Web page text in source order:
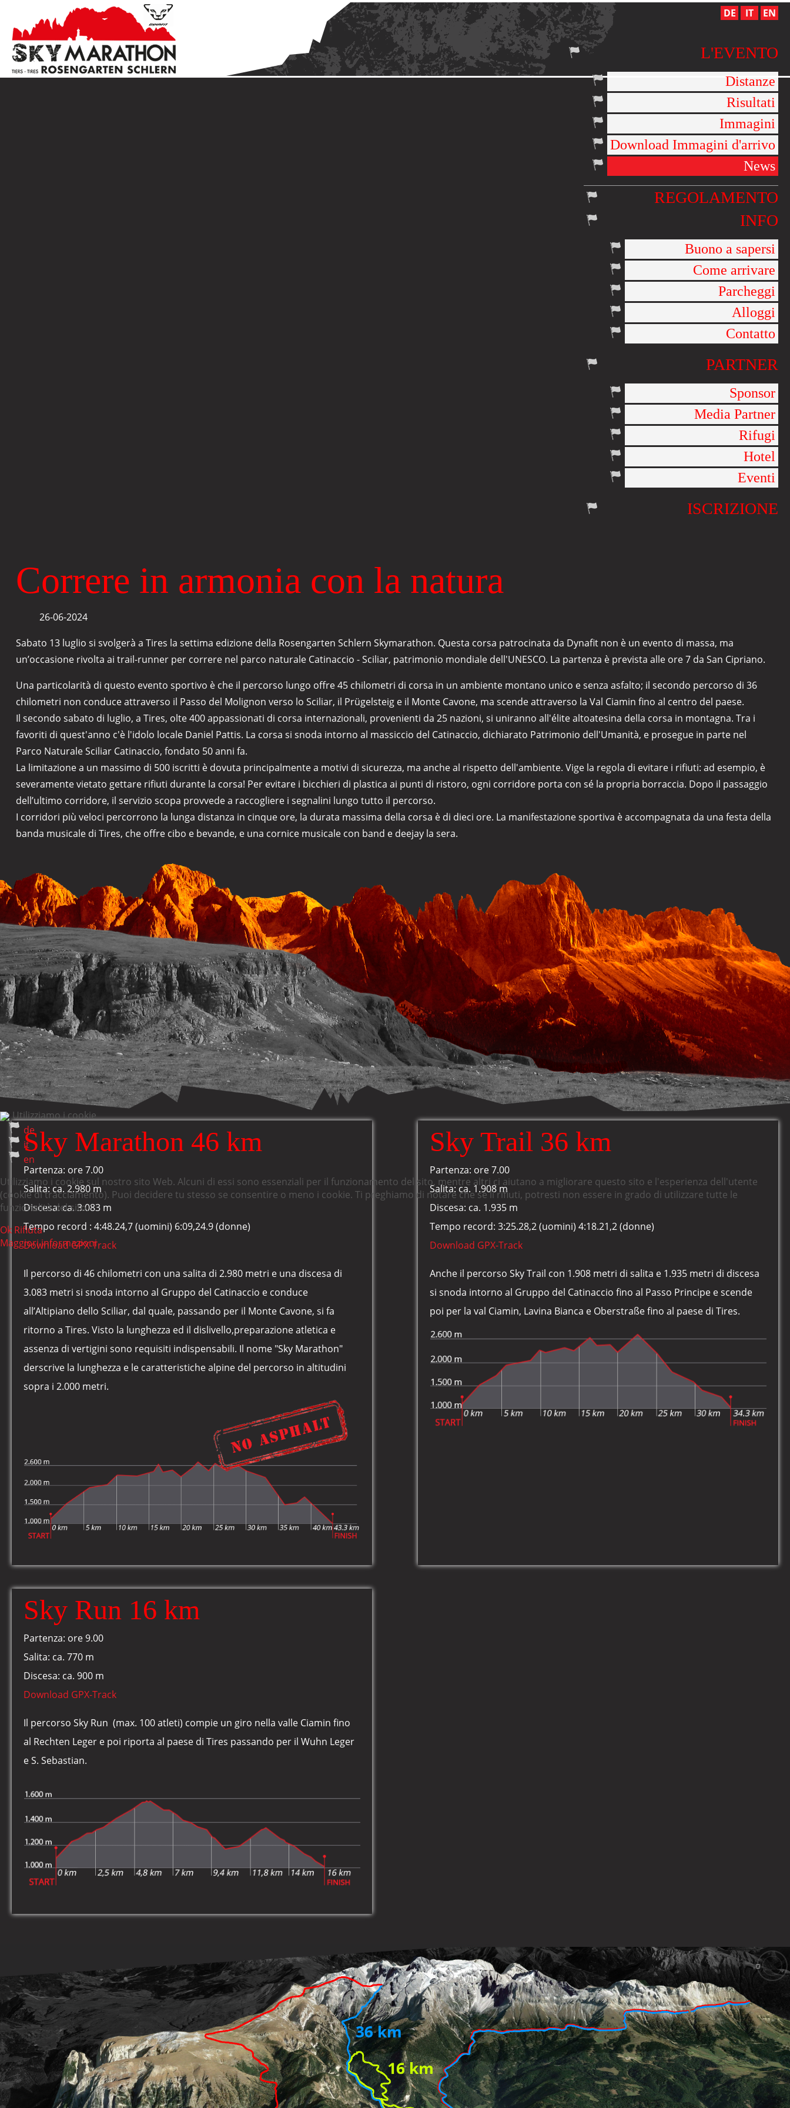
DE IT EN
L'EVENTO
Distanze
Risultati
Immagini
Download Immagini d'arrivo
News
REGOLAMENTO
INFO
Buono a sapersi
Come arrivare
Parcheggi
Alloggi
Contatto
PARTNER
Sponsor
Media Partner
Rifugi
Hotel
Eventi
ISCRIZIONE
Correre in armonia con la natura
26-06-2024
Sabato 13 luglio si svolgerà a Tires la settima edizione della Rosengarten Schlern Skymarathon. Questa corsa patrocinata da Dynafit non è un evento di massa, ma
un’occasione rivolta ai trail-runner per correre nel parco naturale Catinaccio - Sciliar, patrimonio mondiale dell'UNESCO. La partenza è prevista alle ore 7 da San Cipriano.
Una particolarità di questo evento sportivo è che il percorso lungo offre 45 chilometri di corsa in un ambiente montano unico e senza asfalto; il secondo percorso di 36
chilometri non conduce attraverso il Passo del Molignon verso lo Sciliar, il Prügelsteig e il Monte Cavone, ma scende attraverso la Val Ciamin fino al centro del paese.
Il secondo sabato di luglio, a Tires, olte 400 appassionati di corsa internazionali, provenienti da 25 nazioni, si uniranno all'élite altoatesina della corsa in montagna. Tra i
favoriti di quest'anno c'è l'idolo locale Daniel Pattis. La corsa si snoda intorno al massiccio del Catinaccio, dichiarato Patrimonio dell'Umanità, e prosegue in parte nel
Parco Naturale Sciliar Catinaccio, fondato 50 anni fa.
La limitazione a un massimo di 500 iscritti è dovuta principalmente a motivi di sicurezza, ma anche al rispetto dell'ambiente. Vige la regola di evitare i rifiuti: ad esempio, è
severamente vietato gettare rifiuti durante la corsa! Per evitare i bicchieri di plastica ai punti di ristoro, ogni corridore porta con sé la propria borraccia. Dopo il passaggio
dell’ultimo corridore, il servizio scopa provvede a raccogliere i segnalini lungo tutto il percorso.
I corridori più veloci percorrono la lunga distanza in cinque ore, la durata massima della corsa è di dieci ore. La manifestazione sportiva è accompagnata da una festa della
banda musicale di Tires, che offre cibo e bevande, e una cornice musicale con band e deejay la sera.
Sky Marathon 46 km
Partenza: ore 7.00
Salita: ca. 2.980 m
Discesa: ca. 3.083 m
Tempo record : 4:48.24,7 (uomini) 6:09,24.9 (donne)
Download GPX-Track
Il percorso di 46 chilometri con una salita di 2.980 metri e una discesa di
3.083 metri si snoda intorno al Gruppo del Catinaccio e conduce
all’Altipiano dello Sciliar, dal quale, passando per il Monte Cavone, si fa
ritorno a Tires. Visto la lunghezza ed il dislivello,preparazione atletica e
assenza di vertigini sono requisiti indispensabili. Il nome "Sky Marathon"
derscrive la lunghezza e le caratteristiche alpine del percorso in altitudini
sopra i 2.000 metri.
Sky Trail 36 km
Partenza: ore 7.00
Salita: ca. 1.908 m
Discesa: ca. 1.935 m
Tempo record: 3:25.28,2 (uomini) 4:18.21,2 (donne)
Download GPX-Track
Anche il percorso Sky Trail con 1.908 metri di salita e 1.935 metri di discesa
si snoda intorno al Gruppo del Catinaccio fino al Passo Principe e scende
poi per la val Ciamin, Lavina Bianca e Oberstraße fino al paese di Tires.
Sky Run 16 km
Partenza: ore 9.00
Salita: ca. 770 m
Discesa: ca. 900 m
Download GPX-Track
Il percorso Sky Run (max. 100 atleti) compie un giro nella valle Ciamin fino
al Rechten Leger e poi riporta al paese di Tires passando per il Wuhn Leger
e S. Sebastian.
Utilizziamo i cookie
de
it
en
Utilizziamo i cookie sul nostro sito Web. Alcuni di essi sono essenziali per il funzionamento del sito, mentre altri ci aiutano a migliorare questo sito e l'esperienza dell'utente
(cookie di tracciamento). Puoi decidere tu stesso se consentire o meno i cookie. Ti preghiamo di notare che se li rifiuti, potresti non essere in grado di utilizzare tutte le
funzionalità del sito.
Ok Rifiuta
Maggiori informazioni